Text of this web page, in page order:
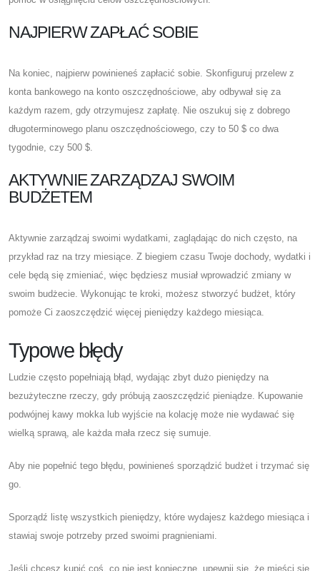
NAJPIERW ZAPŁAĆ SOBIE
Na koniec, najpierw powinieneś zapłacić sobie. Skonfiguruj przelew z
konta bankowego na konto oszczędnościowe, aby odbywał się za
każdym razem, gdy otrzymujesz zapłatę. Nie oszukuj się z dobrego
długoterminowego planu oszczędnościowego, czy to 50 $ co dwa
tygodnie, czy 500 $.
AKTYWNIE ZARZĄDZAJ SWOIM
BUDŻETEM
Aktywnie zarządzaj swoimi wydatkami, zaglądając do nich często, na
przykład raz na trzy miesiące. Z biegiem czasu Twoje dochody, wydatki i
cele będą się zmieniać, więc będziesz musiał wprowadzić zmiany w
swoim budżecie. Wykonując te kroki, możesz stworzyć budżet, który
pomoże Ci zaoszczędzić więcej pieniędzy każdego miesiąca.
Typowe błędy
Ludzie często popełniają błąd, wydając zbyt dużo pieniędzy na
bezużyteczne rzeczy, gdy próbują zaoszczędzić pieniądze. Kupowanie
podwójnej kawy mokka lub wyjście na kolację może nie wydawać się
wielką sprawą, ale każda mała rzecz się sumuje.
Aby nie popełnić tego błędu, powinieneś sporządzić budżet i trzymać się
go.
Sporządź listę wszystkich pieniędzy, które wydajesz każdego miesiąca i
stawiaj swoje potrzeby przed swoimi pragnieniami.
Jeśli chcesz kupić coś, co nie jest konieczne, upewnij się, że mieści się